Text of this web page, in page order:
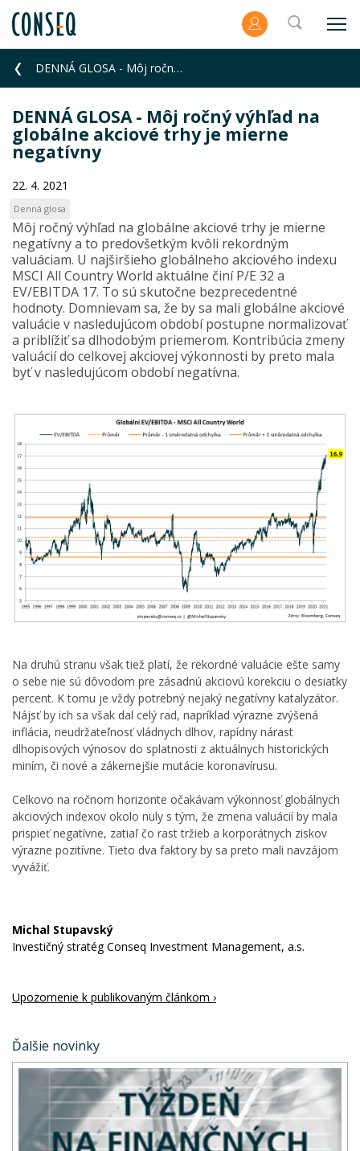
DENNÁ GLOSA - Môj ročný výhľad na globálne akciové trhy je mierne negatívny
DENNÁ GLOSA - Môj ročný výhľad na
globálne akciové trhy je mierne
negatívny
22. 4. 2021
Denná glosa
Môj ročný výhľad na globálne akciové trhy je mierne
negatívny a to predovšetkým kvôli rekordným
valuáciam. U najširšieho globálneho akciového indexu
MSCI All Country World aktuálne činí P/E 32 a
EV/EBITDA 17. To sú skutočne bezprecedentné
hodnoty. Domnievam sa, že by sa mali globálne akciové
valuácie v nasledujúcom období postupne normalizovať
a priblížiť sa dlhodobým priemerom. Kontribúcia zmeny
valuácií do celkovej akciovej výkonnosti by preto mala
byť v nasledujúcom období negatívna.
Na druhú stranu však tiež platí, že rekordné valuácie ešte samy
o sebe nie sú dôvodom pre zásadnú akciovú korekciu o desiatky
percent. K tomu je vždy potrebný nejaký negatívny katalyzátor.
Nájsť by ich sa však dal celý rad, napríklad výrazne zvýšená
inflácia, neudržateľnosť vládnych dlhov, rapídny nárast
dlhopisových výnosov do splatnosti z aktuálnych historických
miním, či nové a zákernejšie mutácie koronavírusu.
Celkovo na ročnom horizonte očakávam výkonnosť globálnych
akciových indexov okolo nuly s tým, že zmena valuácií by mala
prispieť negatívne, zatiaľ čo rast tržieb a korporátnych ziskov
výrazne pozitívne. Tieto dva faktory by sa preto mali navzájom
vyvážiť.
Michal Stupavský
Investičný stratég Conseq Investment Management, a.s.
Upozornenie k publikovaným článkom ›
Ďalšie novinky